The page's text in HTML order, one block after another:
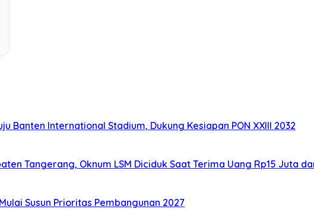
Banten International Stadium, Dukung Kesiapan PON XXIII 2032
Tangerang, Oknum LSM Diciduk Saat Terima Uang Rp15 Juta
Susun Prioritas Pembangunan 2027